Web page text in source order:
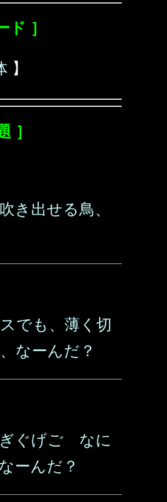
ド ］
】
］
き出せる鳥、
でも、薄く切
なーんだ？
ぐげご なに
ーんだ？